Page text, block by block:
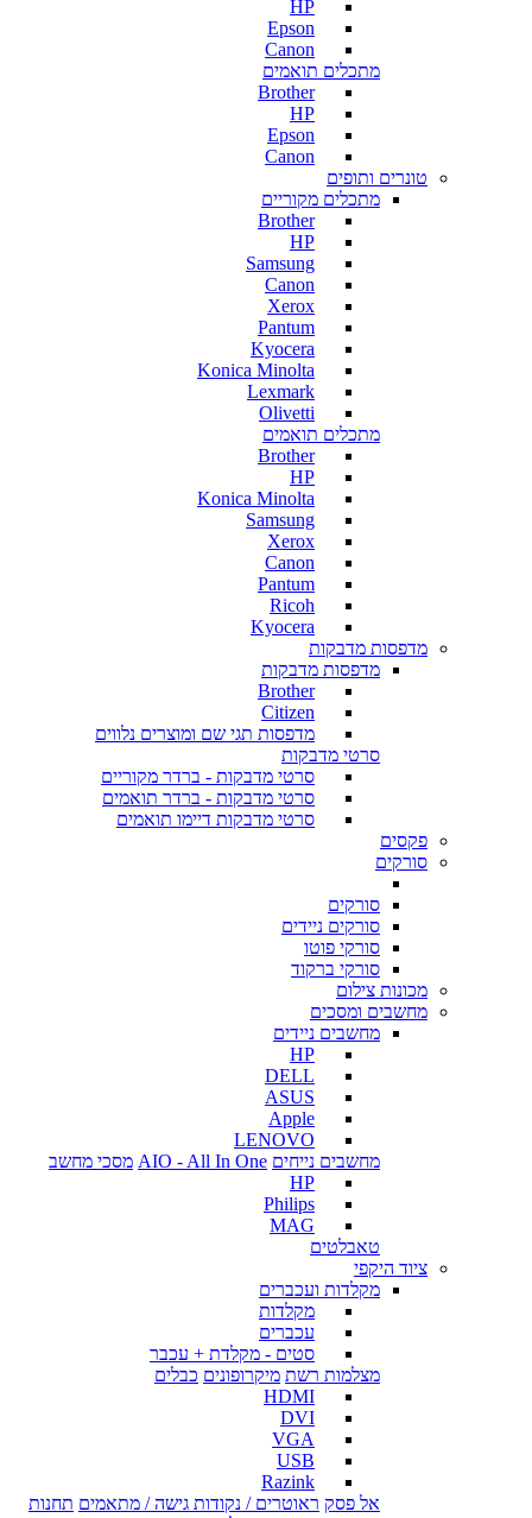
HP
Epson
Canon
מתכלים תואמים
Brother
HP
Epson
Canon
טונרים ותופים
מתכלים מקוריים
Brother
HP
Samsung
Canon
Xerox
Pantum
Kyocera
Konica Minolta
Lexmark
Olivetti
מתכלים תואמים
Brother
HP
Konica Minolta
Samsung
Xerox
Canon
Pantum
Ricoh
Kyocera
מדפסות מדבקות
מדפסות מדבקות
Brother
Citizen
מדפסות תגי שם ומוצרים נלווים
סרטי מדבקות
סרטי מדבקות - ברדר מקוריים
סרטי מדבקות - ברדר תואמים
סרטי מדבקות דיימו תואמים
פקסים
סורקים
סורקים
סורקים ניידים
סורקי פוטו
סורקי ברקוד
מכונות צילום
מחשבים ומסכים
מחשבים ניידים
HP
DELL
ASUS
Apple
LENOVO
מחשבים נייחים AIO - All In One מסכי מחשב
HP
Philips
MAG
טאבלטים
ציוד היקפי
מקלדות ועכברים
מקלדות
עכברים
סטים - מקלדת + עכבר
מצלמות רשת מיקרופונים כבלים
HDMI
DVI
VGA
USB
Razink
אל פסק ראוטרים / נקודות גישה / מתאמים תחנות